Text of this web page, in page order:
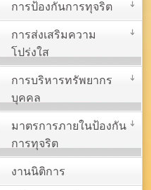
การป้องกันการทุจริต
การส่งเสริมความ
โปร่งใส
การบริหารทรัพยากร
บุคคล
มาตรการภายในป้องกัน
การทุจริต
งานนิติการ